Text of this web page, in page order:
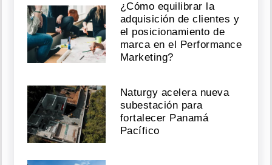
¿Cómo equilibrar la
adquisición de clientes y
el posicionamiento de
marca en el Performance
Marketing?
Naturgy acelera nueva
subestación para
fortalecer Panamá
Pacífico